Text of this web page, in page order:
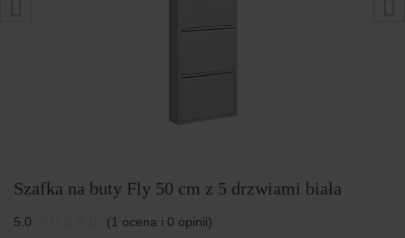
Szafka na buty Fly 50 cm z 5 drzwiami biała
5.0 (1 ocena i 0 opinii)